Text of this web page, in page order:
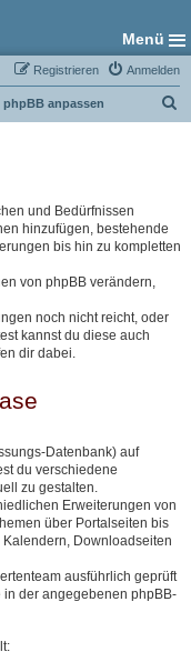
Menü
Anmelden
Registrieren
phpBB anpassen
und Bedürfnissen
hinzufügen, bestehende
bis hin zu kompletten
von phpBB verändern,
noch nicht reicht, oder
kannst du diese auch
dir dabei.
Datenbank) auf
du verschiedene
zu gestalten.
Erweiterungen von
über Portalseiten bis
Downloadseiten
ausführlich geprüft
in der angegebenen phpBB-